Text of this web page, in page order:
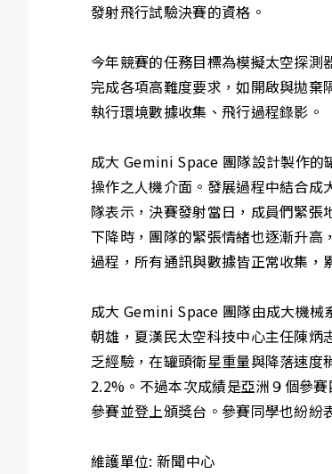
發射飛行試驗決賽的資格。
今年競賽的任務目標為模擬太空探
完成各項高難度要求，如開啟與拋
執行環境數據收集、飛行過程錄影。
成大 Gemini Space 團隊設計製作的
操作之人機介面。發展過程中結合
隊表示，決賽發射當日，成員們緊
下降時，團隊的緊張情緒也逐漸升
過程，所有通訊與數據皆正常收集，
成大 Gemini Space 團隊由成大機械
朝雄，夏漢民太空科技中心主任陳
乏經驗，在罐頭衛星重量與降落速
2.2%。不過本次成績是亞洲９個參
參賽並登上頒獎台。參賽同學也紛紛
維護單位: 新聞中心